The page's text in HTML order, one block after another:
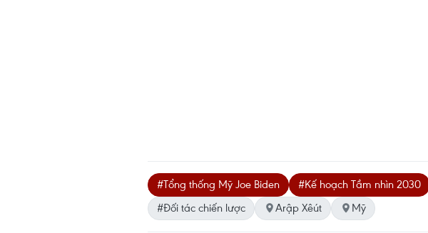
#Tổng thống Mỹ Joe Biden #Kế hoạch Tầm nhìn 2030
#Đối tác chiến lược
Arập Xêút Mỹ